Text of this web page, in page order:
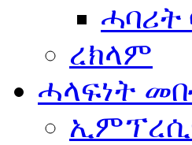
ሓባሪት
ረክላም
ሓላፍነት